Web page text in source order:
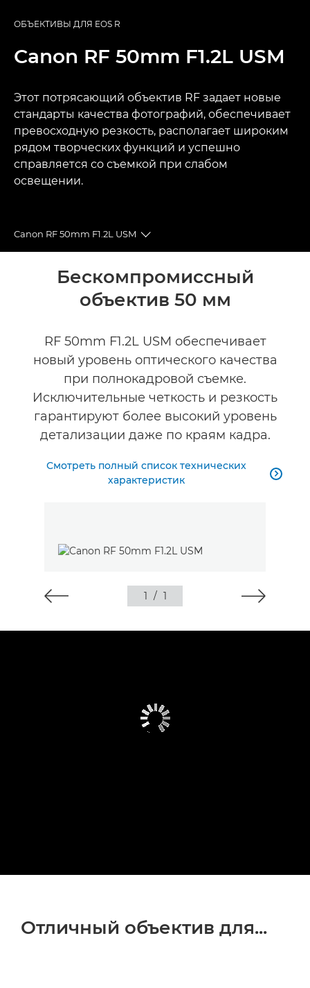
ОБЪЕКТИВЫ ДЛЯ EOS R
Canon RF 50mm F1.2L USM
Этот потрясающий объектив RF задает новые
стандарты качества фотографий, обеспечивает
превосходную резкость, располагает широким
рядом творческих функций и успешно
справляется со съемкой при слабом
освещении.
Canon RF 50mm F1.2L USM
Toggle breadcrumbs
Общая информация
Технические характеристики
Галерея
Бескомпромиссный
объектив 50 мм
RF 50mm F1.2L USM обеспечивает
новый уровень оптического качества
при полнокадровой съемке.
Исключительные четкость и резкость
гарантируют более высокий уровень
детализации даже по краям кадра.
Смотреть полный список технических
характеристик

1 / 1
Отличный объектив для...